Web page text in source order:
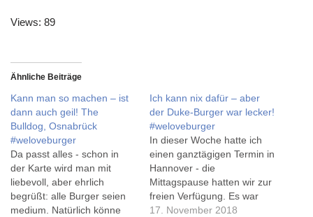
Views: 89
Ähnliche Beiträge
Kann man so machen – ist
dann auch geil! The
Bulldog, Osnabrück
#weloveburger
Da passt alles - schon in
der Karte wird man mit
liebevoll, aber ehrlich
begrüßt: alle Burger seien
medium. Natürlich könne
Ich kann nix dafür – aber
der Duke-Burger war lecker!
#weloveburger
In dieser Woche hatte ich
einen ganztägigen Termin in
Hannover - die
Mittagspause hatten wir zur
freien Verfügung. Es war
gar nicht weit zur Langen
17. November 2018